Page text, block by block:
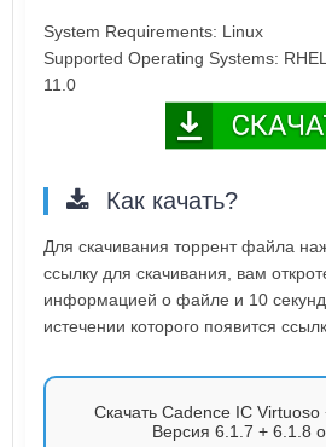
System Requirements: Linux
Supported Operating Systems:
11.0
Как качать?
Для скачивания торрент файла
ссылку для скачивания, вам
информацией о файле и 10
истечении которого появится
Скачать Cadence IC Virtuoso
Версия 6.1.7 + 6.1.8